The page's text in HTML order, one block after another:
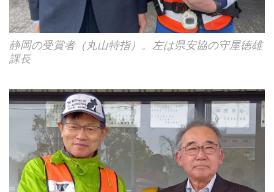
静岡の受賞者（丸山特指）。左は県安協の守屋徳雄
課長